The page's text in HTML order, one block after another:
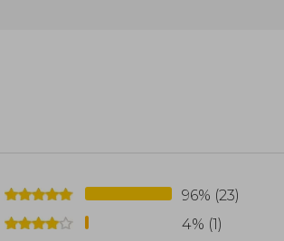
con Legendary y Finale,
lectores a mundos llenos de magia y
96% (23)
4% (1)